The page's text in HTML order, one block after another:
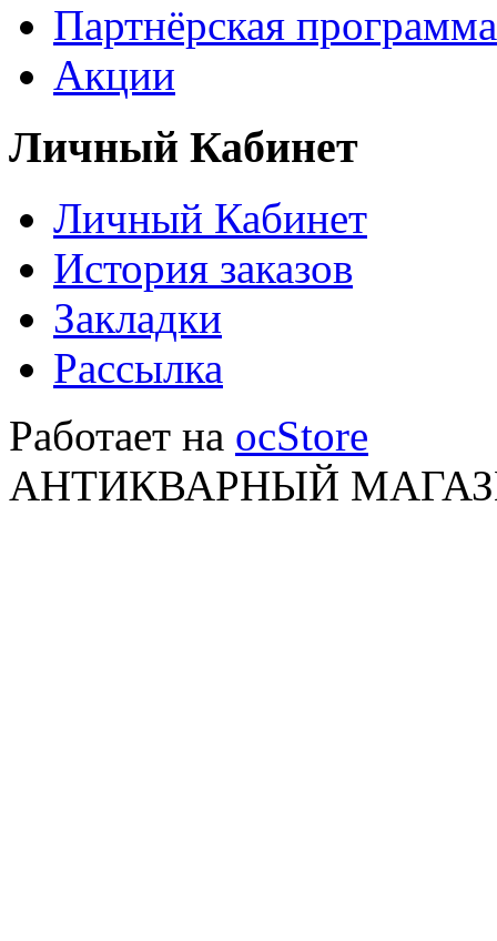
Партнёрская программа
Акции
Личный Кабинет
Личный Кабинет
История заказов
Закладки
Рассылка
Работает на ocStore
АНТИКВАРНЫЙ